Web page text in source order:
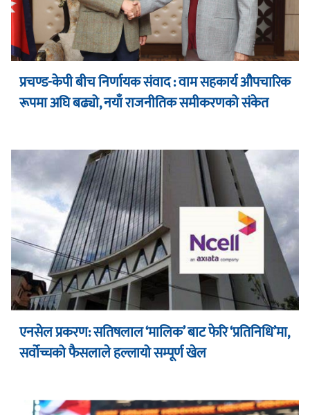
प्रचण्ड-केपी बीच निर्णायक संवाद : वाम सहकार्य औपचारिक
रूपमा अघि बढ्यो, नयाँ राजनीतिक समीकरणको संकेत
एनसेल प्रकरण: सतिषलाल ‘मालिक’ बाट फेरि ‘प्रतिनिधि’मा,
सर्वोच्चको फैसलाले हल्लायो सम्पूर्ण खेल